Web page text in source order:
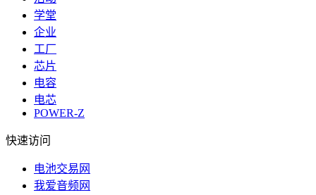
学堂
企业
工厂
芯片
电容
电芯
POWER-Z
快速访问
电池交易网
我爱音频网